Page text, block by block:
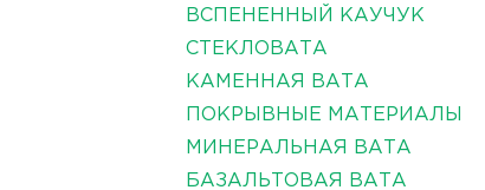
ВСПЕНЕННЫЙ КАУЧУК
СТЕКЛОВАТА
КАМЕННАЯ ВАТА
ПОКРЫВНЫЕ МАТЕРИАЛЫ
МИНЕРАЛЬНАЯ ВАТА
БАЗАЛЬТОВАЯ ВАТА